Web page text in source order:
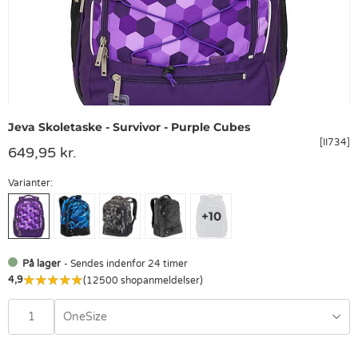
Jeva Skoletaske - Survivor - Purple Cubes
[II734]
649,95 kr.
Varianter:
På lager - Sendes indenfor 24 timer
4,9
(12500 shopanmeldelser)
OneSize